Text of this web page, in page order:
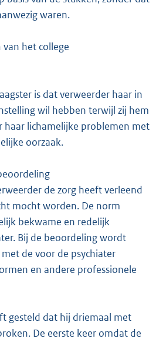
waren.
het college
is dat verweerder haar in
wil hebben terwijl zij hem
haar lichamelijke problemen met
oorzaak.
de zorg heeft verleend
mocht worden. De norm
bekwame en redelijk
Bij de beoordeling wordt
de voor de psychiater
en andere professionele
gesteld dat hij driemaal met
De eerste keer omdat de